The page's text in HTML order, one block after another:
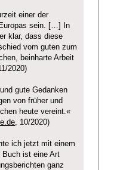
einer der
sein. […] In
klar, dass diese
vom guten zum
beinharte Arbeit
2020)
gute Gedanken
von früher und
heute vereint.«
, 10/2020)
ich jetzt mit einem
ist eine Art
ganz